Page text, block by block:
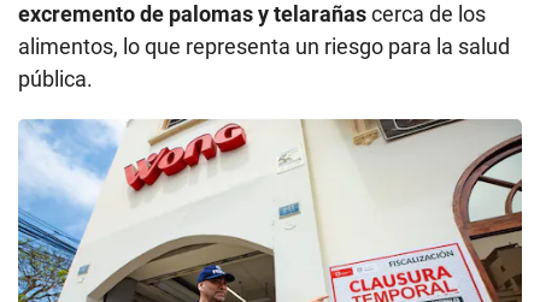
excremento de palomas y telarañascerca de los
alimentos, lo que representa un riesgo para la salud
pública.